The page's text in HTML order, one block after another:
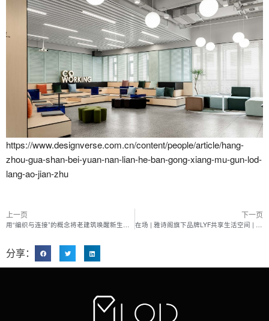
https://www.designverse.com.cn/content/people/article/hang-
zhou-gua-shan-bei-yuan-nan-lian-he-ban-gong-xiang-mu-gun-lod-
lang-ao-jian-zhu
上一页 下一页
分享：